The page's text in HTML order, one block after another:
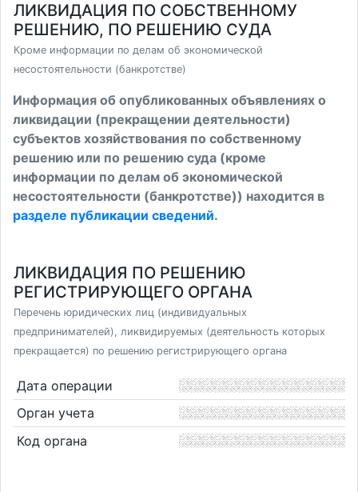
ЛИКВИДАЦИЯ ПО СОБСТВЕННОМУ
РЕШЕНИЮ, ПО РЕШЕНИЮ СУДА
Кроме информации по делам об экономической
несостоятельности (банкротстве)
Информация об опубликованных объявлениях о
ликвидации (прекращении деятельности)
субъектов хозяйствования по собственному
решению или по решению суда (кроме
информации по делам об экономической
несостоятельности (банкротстве)) находится в
разделе публикации сведений.
ЛИКВИДАЦИЯ ПО РЕШЕНИЮ
РЕГИСТРИРУЮЩЕГО ОРГАНА
Перечень юридических лиц (индивидуальных
предпринимателей), ликвидируемых (деятельность которых
прекращается) по решению регистрирующего органа
Дата операции
Орган учета
Код органа